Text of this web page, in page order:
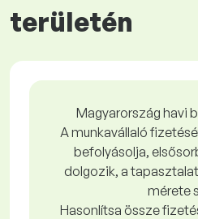
területén
Magyarország havi
A munkavállaló
befolyásolja,
dolgozik, a
mérete
Hasonlítsa össze